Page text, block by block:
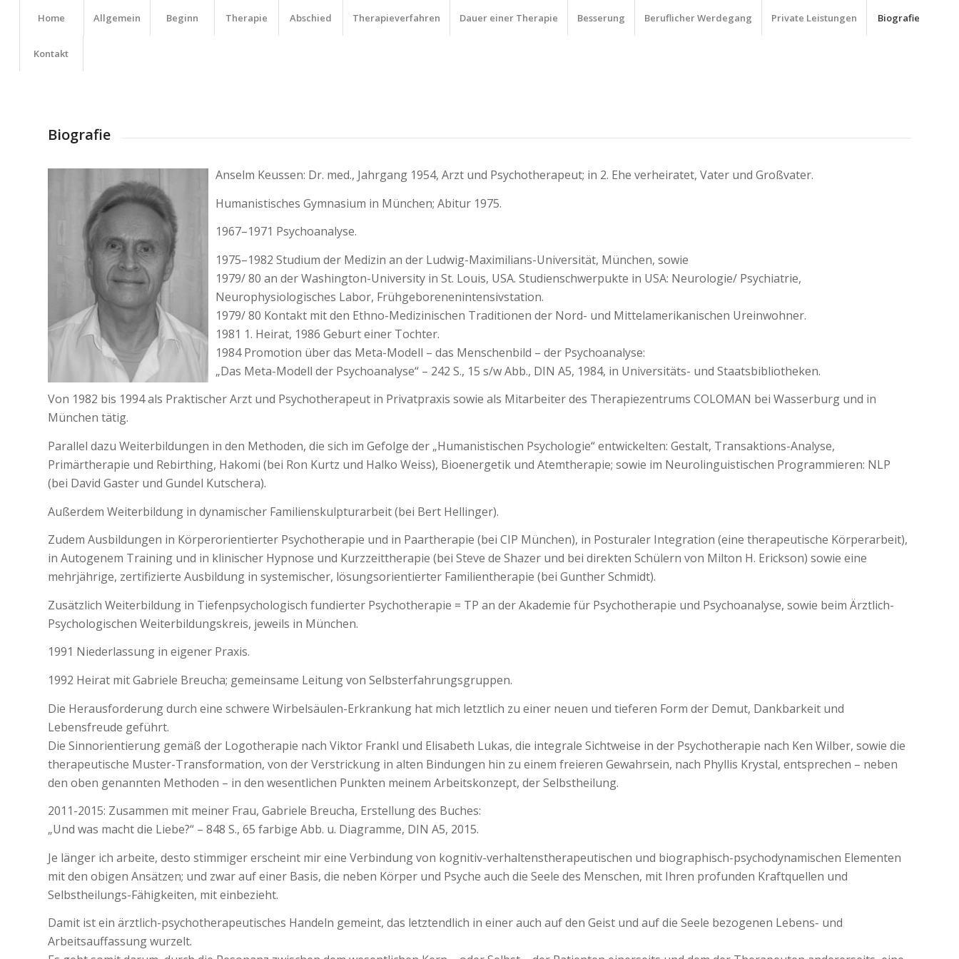
Home Allgemein Beginn Therapie Abschied Therapieverfahren Dauer einer Therapie Besserung Beruflicher Werdegang Private Leistungen Biografie
Kontakt
Biografie
Anselm Keussen: Dr. med., Jahrgang 1954, Arzt und Psychotherapeut; in 2. Ehe verheiratet, Vater und Großvater.
Humanistisches Gymnasium in München; Abitur 1975.
1967–1971 Psychoanalyse.
1975–1982 Studium der Medizin an der Ludwig-Maximilians-Universität, München, sowie
1979/ 80 an der Washington-University in St. Louis, USA. Studienschwerpukte in USA: Neurologie/ Psychiatrie,
Neurophysiologisches Labor, Frühgeborenenintensivstation.
1979/ 80 Kontakt mit den Ethno-Medizinischen Traditionen der Nord- und Mittelamerikanischen Ureinwohner.
1981 1. Heirat, 1986 Geburt einer Tochter.
1984 Promotion über das Meta-Modell – das Menschenbild – der Psychoanalyse:
„Das Meta-Modell der Psychoanalyse“ – 242 S., 15 s/w Abb., DIN A5, 1984, in Universitäts- und Staatsbibliotheken.
Von 1982 bis 1994 als Praktischer Arzt und Psychotherapeut in Privatpraxis sowie als Mitarbeiter des Therapiezentrums COLOMAN bei Wasserburg und in
München tätig.
Parallel dazu Weiterbildungen in den Methoden, die sich im Gefolge der „Humanistischen Psychologie“ entwickelten: Gestalt, Transaktions-Analyse,
Primärtherapie und Rebirthing, Hakomi (bei Ron Kurtz und Halko Weiss), Bioenergetik und Atemtherapie; sowie im Neurolinguistischen Programmieren: NLP
(bei David Gaster und Gundel Kutschera).
Außerdem Weiterbildung in dynamischer Familienskulpturarbeit (bei Bert Hellinger).
Zudem Ausbildungen in Körperorientierter Psychotherapie und in Paartherapie (bei CIP München), in Posturaler Integration (eine therapeutische Körperarbeit),
in Autogenem Training und in klinischer Hypnose und Kurzzeittherapie (bei Steve de Shazer und bei direkten Schülern von Milton H. Erickson) sowie eine
mehrjährige, zertifizierte Ausbildung in systemischer, lösungsorientierter Familientherapie (bei Gunther Schmidt).
Zusätzlich Weiterbildung in Tiefenpsychologisch fundierter Psychotherapie = TP an der Akademie für Psychotherapie und Psychoanalyse, sowie beim Ärztlich-
Psychologischen Weiterbildungskreis, jeweils in München.
1991 Niederlassung in eigener Praxis.
1992 Heirat mit Gabriele Breucha; gemeinsame Leitung von Selbsterfahrungsgruppen.
Die Herausforderung durch eine schwere Wirbelsäulen-Erkrankung hat mich letztlich zu einer neuen und tieferen Form der Demut, Dankbarkeit und
Lebensfreude geführt.
Die Sinnorientierung gemäß der Logotherapie nach Viktor Frankl und Elisabeth Lukas, die integrale Sichtweise in der Psychotherapie nach Ken Wilber, sowie die
therapeutische Muster-Transformation, von der Verstrickung in alten Bindungen hin zu einem freieren Gewahrsein, nach Phyllis Krystal, entsprechen – neben
den oben genannten Methoden – in den wesentlichen Punkten meinem Arbeitskonzept, der Selbstheilung.
2011-2015: Zusammen mit meiner Frau, Gabriele Breucha, Erstellung des Buches:
„Und was macht die Liebe?“ – 848 S., 65 farbige Abb. u. Diagramme, DIN A5, 2015.
Je länger ich arbeite, desto stimmiger erscheint mir eine Verbindung von kognitiv-verhaltenstherapeutischen und biographisch-psychodynamischen Elementen
mit den obigen Ansätzen; und zwar auf einer Basis, die neben Körper und Psyche auch die Seele des Menschen, mit Ihren profunden Kraftquellen und
Selbstheilungs-Fähigkeiten, mit einbezieht.
Damit ist ein ärztlich-psychotherapeutisches Handeln gemeint, das letztendlich in einer auch auf den Geist und auf die Seele bezogenen Lebens- und
Arbeitsauffassung wurzelt.